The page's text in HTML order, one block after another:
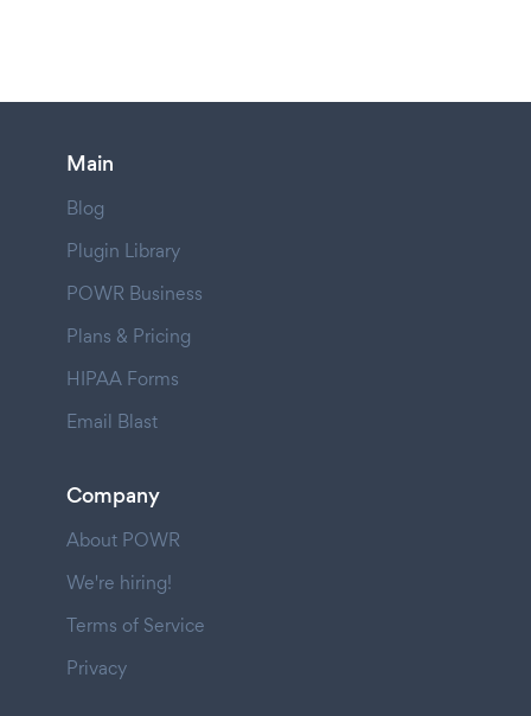
Main
Blog
Plugin Library
POWR Business
Plans & Pricing
HIPAA Forms
Email Blast
Company
About POWR
We're hiring!
Terms of Service
Privacy